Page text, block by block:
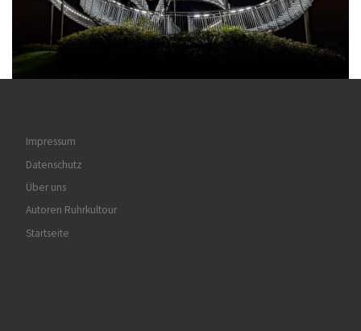
Impressum
Datenschutz
Über uns
Autoren Ruhrkultour
Startseite